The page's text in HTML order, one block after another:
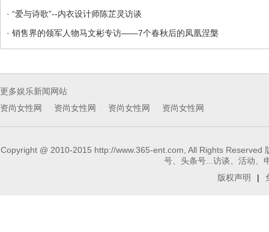
· “爱与诗歌”--内衣设计师陈芷灵访谈
· 销售界的领军人物马文彬专访——7个春秋后的凤凰涅槃
更多娱乐新闻网站
资尚女性网
资尚女性网 资尚女性网 资尚女性网
Copyright @ 2010-2015 http://www.365-ent.com, All Rights
号、头条号...访谈、活动、
版权声明
|